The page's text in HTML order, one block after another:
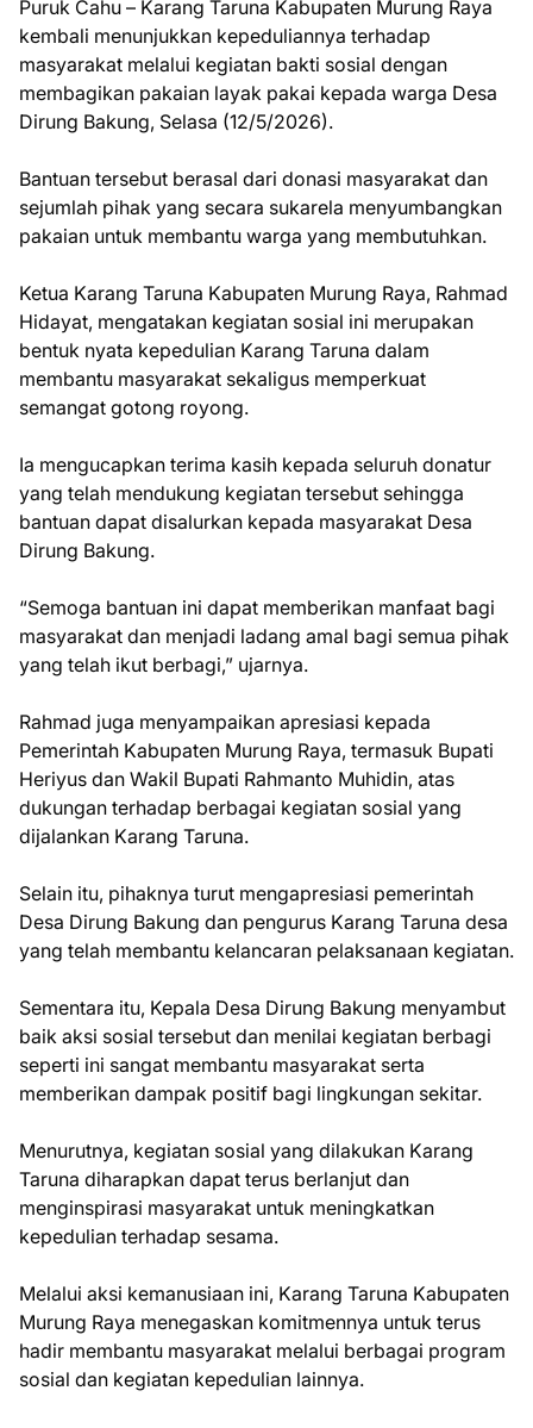
Puruk Cahu – Karang Taruna Kabupaten Murung Raya
kembali menunjukkan kepeduliannya terhadap
masyarakat melalui kegiatan bakti sosial dengan
membagikan pakaian layak pakai kepada warga Desa
Dirung Bakung, Selasa (12/5/2026).
Bantuan tersebut berasal dari donasi masyarakat dan
sejumlah pihak yang secara sukarela menyumbangkan
pakaian untuk membantu warga yang membutuhkan.
Ketua Karang Taruna Kabupaten Murung Raya, Rahmad
Hidayat, mengatakan kegiatan sosial ini merupakan
bentuk nyata kepedulian Karang Taruna dalam
membantu masyarakat sekaligus memperkuat
semangat gotong royong.
Ia mengucapkan terima kasih kepada seluruh donatur
yang telah mendukung kegiatan tersebut sehingga
bantuan dapat disalurkan kepada masyarakat Desa
Dirung Bakung.
“Semoga bantuan ini dapat memberikan manfaat bagi
masyarakat dan menjadi ladang amal bagi semua pihak
yang telah ikut berbagi,” ujarnya.
Rahmad juga menyampaikan apresiasi kepada
Pemerintah Kabupaten Murung Raya, termasuk Bupati
Heriyus dan Wakil Bupati Rahmanto Muhidin, atas
dukungan terhadap berbagai kegiatan sosial yang
dijalankan Karang Taruna.
Selain itu, pihaknya turut mengapresiasi pemerintah
Desa Dirung Bakung dan pengurus Karang Taruna desa
yang telah membantu kelancaran pelaksanaan kegiatan.
Sementara itu, Kepala Desa Dirung Bakung menyambut
baik aksi sosial tersebut dan menilai kegiatan berbagi
seperti ini sangat membantu masyarakat serta
memberikan dampak positif bagi lingkungan sekitar.
Menurutnya, kegiatan sosial yang dilakukan Karang
Taruna diharapkan dapat terus berlanjut dan
menginspirasi masyarakat untuk meningkatkan
kepedulian terhadap sesama.
Melalui aksi kemanusiaan ini, Karang Taruna Kabupaten
Murung Raya menegaskan komitmennya untuk terus
hadir membantu masyarakat melalui berbagai program
sosial dan kegiatan kepedulian lainnya.